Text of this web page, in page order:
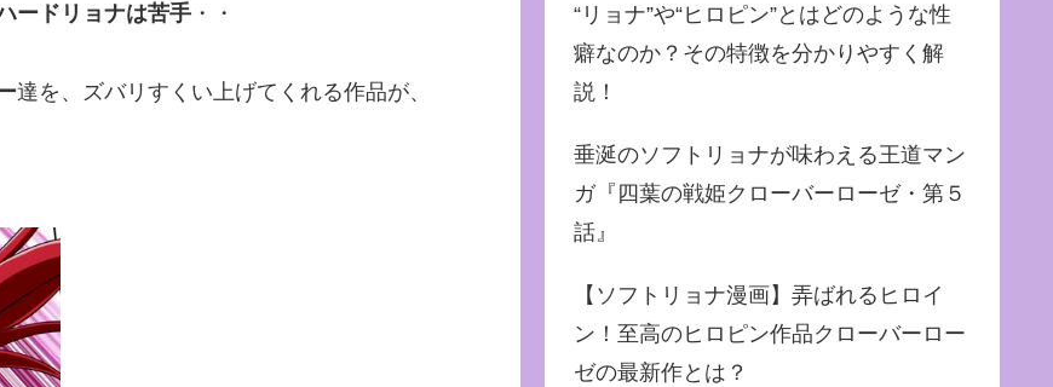
ードリョナは苦手 ・・
達を、ズバリすくい上げてくれる作品が、
“リョナ”や“ヒロピン”とはどのような性
癖なのか？その特徴を分かりやすく解
説！
垂涎のソフトリョナが味わえる王道マン
ガ『四葉の戦姫クローバーローゼ・第５
話』
【ソフトリョナ漫画】弄ばれるヒロイ
ン！至高のヒロピン作品クローバーロー
ゼの最新作とは？